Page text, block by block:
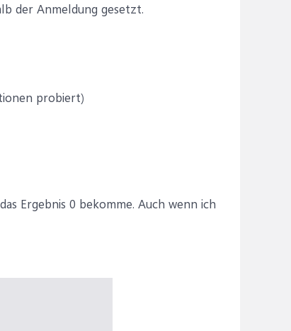
der Anmeldung gesetzt.
probiert)
Ergebnis 0 bekomme. Auch wenn ich